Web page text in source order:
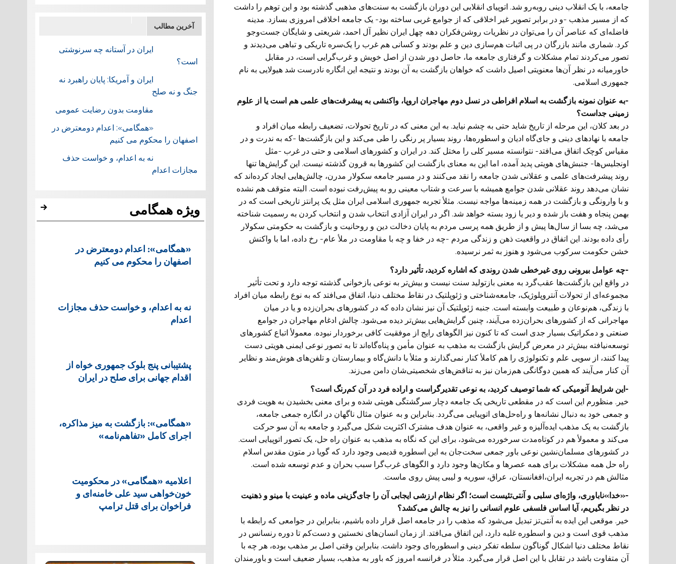
جامعه، ‌با یک انقلاب دینی روبه‌رو شد. اتوپیای انقلابی این دوران بازگشت به سنت‌های مذهبی گذشته بود و این توهم را داشت
که از مسیر مذهب -و در برابر تصویر غیر اخلاقی که از جوامع غربی ساخته بود- یک جامعه اخلاقی امروزی بسازد. مدینه
فاضله‌ای که عناصر آن را می‌توان در نظریات روشن‌فکران دهه چهل ایران نظیر آل احمد، شریعتی و شایگان جست‌وجو
کرد. شماری مانند بازرگان در پی اثبات هم‌سازی دین و علم بودند و کسانی هم غرب را یک‌سره تاریکی و تباهی می‌دیدند و
تصور می‌کردند تمام مشکلات و گرفتاری جامعه ما، حاصل دور شدن از اصل خویش و غرب‌گرایی است، در مقابل
خاورمیانه در نظر آن‌ها معنویتی اصیل داشت که خواهان بازگشت به آن بودند و نتیجه این انگاره نادرست شد هیولایی به نام
جمهوری اسلامی.
-به عنوان نمونه بازگشت به اسلام افراطی در نسل دوم مهاجران اروپا، واکنشی به پیشرفت‌های علمی هم است یا از علوم
زمینی جداست؟
در بعد کلان، این مرحله از تاریخ شاید حتی به چشم نیاید. به این معنی که در تاریخ تحولات، تضعیف رابطه میان افراد و
جامعه با نهادهای دینی و جای‌گاه ادیان و اسطوره‌ها، روند بسیار پر رنگی را طی می‌کند و این بازگشت‌ها -که به ندرت و در
مقیاس کوچک اتفاق می‌افتد- نتوانسته مسیر کلی را مختل کند. در ایران و کشورهای اسلامی و حتی در غرب -مثل
اونجلیس‌ها- جنبش‌های هویتی پدید آمده، اما این به معنای بازگشت این کشورها به قرون گذشته نیست. این گرایش‌ها تنها
روند پیشرفت‌های علمی و عقلانی شدن جامعه را نقد می‌کنند و در مسیر جامعه سکولار مدرن، چالش‌هایی ایجاد کرده‌اند که
نشان می‌دهد روند عقلانی شدن جوامع همیشه با سرعت و شتاب معینی رو به پیش‌رفت نبوده است. البته متوقف هم نشده
و با وارونگی و بازگشت در همه زمینه‌ها مواجه نیست. مثلأ تجربه جمهوری اسلامی ایران مثل یک پرانتز تاریخی است که در
بهمن پنجاه و هفت باز شده و دیر یا زود بسته خواهد شد. اگر در ایران آزادی انتخاب شدن و انتخاب کردن به رسمیت شناخته
می‌شد، چه بسا از سال‌ها پیش و از طریق همه پرسی مردم به پایان دخالت دین و روحانیت و بازگشت به حکومتی سکولار
رأی داده بودند. این اتفاق در واقعیت ذهن و زندگی مردم -چه در خفا و چه با مقاومت در ملأ عام- رخ داده، اما با واکنش
خشن حکومت سرکوب می‌شود و هنوز به ثمر نرسیده.
-چه عوامل بیرونی روی غیرخطی شدن روندی که اشاره کردید، تأثیر دارد؟
در واقع این بازگشت‌ها عقب‌گرد به معنی بازتولید سنت نیست و بیش‌تر به نوعی بازخوانی گذشته توجه دارد و تحت تأثیر
مجموعه‌ای از تحولات آنتروپلوژیک، جامعه‌شناختی و ژئوپلتیک در نقاط مختلف دنیا، ‌اتفاق می‌افتد که به نوع رابطه میان افراد
با زندگی، هم‌نوعان و طبیعت وابسته است. جنبه ژئوپلتیک آن نیز نشان داده که در کشورهای بحران‌زده و یا در میان
مهاجرانی که از کشورهای بحران‌زده می‌آیند، چنین گرایش‌هایی بیش‌تر دیده می‌شود. چالش ادغام مهاجران در جوامع
صنعتی و دمکراتیک بسیار جدی است که تا کنون نیز الگوهای رایج از موفقیت کافی برخوردار نبوده. معمولأ اتباع کشورهای
توسعه‌نیافته بیش‌تر در معرض گرایش بازگشت به مذهب به عنوان مأمن و پناه‌گاه‌اند تا به تصور نوعی ایمنی هویتی دست
پیدا کنند، از سویی علم و تکنولوژی را هم کاملأ کنار نمی‌گذارند و مثلأ با دانش‌گاه و بیمارستان و تلفن‌های هوش‌مند و نظایر
آن کنار می‌آیند که همین دوگانگی هم‌زمان نیز به تناقض‌های شخصیتی‌شان دامن می‌زند.
-این شرایط آنومیکی که شما توصیف کردید، به نوعی تقدیرگراست و اراده فرد در آن کم‌رنگ است؟
خیر. منظورم این است که در مقطعی تاریخی یک جامعه دچار سرگشتگی هویتی شده و برای معنی بخشیدن به هویت فردی
و جمعی خود به دنبال نشانه‌ها و راه‌حل‌های اتوپیایی می‌گردد. بنابراین و به عنوان مثال ناگهان در انگاره جمعی جامعه،
بازگشت به یک مذهب ایده‌آلیزه و غیر واقعی، به عنوان هدف مشترک اکثریت شکل می‌گیرد و جامعه به آن سو حرکت
می‌کند و معمولأ هم در کوتاه‌مدت سرخورده می‌شود، برای این که نگاه به مذهب به عنوان راه حل، یک تصور اتوپیایی است.
در کشورهای مسلمان‌نشین نوعی باور جمعی سخت‌جان به این اسطوره قدیمی وجود دارد که گویا در متون مقدس اسلام
راه حل همه مشکلات برای همه عصرها و مکان‌ها وجود دارد و الگوهای غرب‌گرا سبب بحران و عدم توسعه شده است.
مثالش هم در تجربه ایران،‌افغانستان، عراق، سوریه و لیبی پیش روی ماست.
-«خدا»ناباوری، واژه‌ای سلبی و آنتی‌تئیست است؛ اگر نظام ارزشی ایجابی آن را جای‌گزینی ماده و عینیت با مینو و ذهنیت
در نظر بگیریم، آیا اساس فلسفی علوم انسانی را نیز به چالش می‌کشد؟
خیر. موقعی این ایده به آنتی‌تز تبدیل می‌شود که مذهب را در جامعه اصل قرار داده باشیم، بنابراین در جوامعی که رابطه با
مذهب قوی است و دین و اسطوره غلبه دارد، این اتفاق می‌افتد. از زمان انسان‌های نخستین و دست‌کم تا دوره رنسانس در
نقاط مختلف دنیا اشکال گوناگون سلطه تفکر دینی و اسطوره‌ای وجود داشت. بنابراین وقتی اصل بر مذهب بوده، هر چه با
آن متفاوت باشد در تقابل با این اصل قرار می‌گیرد. مثلأ در فرانسه امروز که باور به مذهب، بسیار ضعیف است و باورمندان
آخرین مطالب
ایران در آستانه چه سرنوشتی
است؟
ایران و آمریکا: پایان راهبرد نه
جنگ و نه صلح
مقاومت بدون رضایت عمومی
«همگامی»: اعدام دومعترض در
اصفهان را محکوم می کنیم
نه به اعدام، و خواست حذف
مجازات اعدام
ویژه همگامی
«همگامی»: اعدام دومعترض در
اصفهان را محکوم می کنیم
نه به اعدام، و خواست حذف مجازات
اعدام
پشتيبانی پنج بلوک جمهوری خواه از
اقدام جهانی برای صلح در ایران
«همگامی»: بازگشت به میز مذاکره،
اجرای کامل «تفاهم‌نامه»
اعلامیه «همگامی» در محکومیت
خون‌خواهی سید علی خامنه‌ای و
فراخوان برای قتل ترامپ